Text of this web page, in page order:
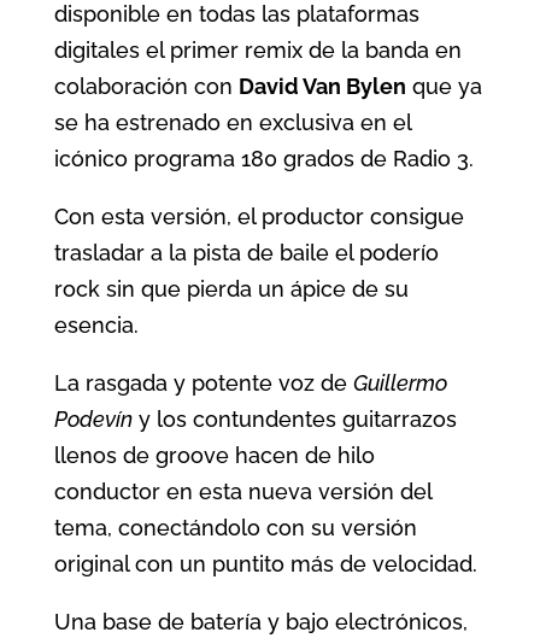
disponible en todas las plataformas
digitales el primer remix de la banda en
colaboración con David Van Bylen que ya
se ha estrenado en exclusiva en el
icónico programa 180 grados de Radio 3.
Con esta versión, el productor consigue
trasladar a la pista de baile el poderío
rock sin que pierda un ápice de su
esencia.
La rasgada y potente voz de Guillermo
Podevíny los contundentes guitarrazos
llenos de groove hacen de hilo
conductor en esta nueva versión del
tema, conectándolo con su versión
original con un puntito más de velocidad.
Una base de batería y bajo electrónicos,